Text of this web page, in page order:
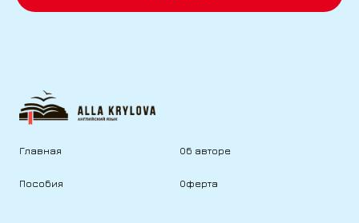
Главная
Пособия
Об авторе
Оферта